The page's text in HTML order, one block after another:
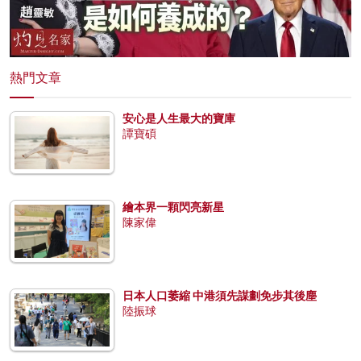
熱門文章
安心是人生最大的寶庫
譚寶碩
繪本界一顆閃亮新星
陳家偉
日本人口萎縮 中港須先謀劃免步其後塵
陸振球